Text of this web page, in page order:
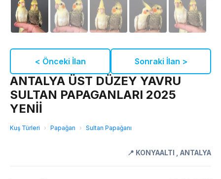
< Önceki İlan Sonraki İlan >
ANTALYA ÜST DÜZEY YAVRU
SULTAN PAPAGANLARI 2025
YENİİ
Kuş Türleri › Papağan › Sultan Papağanı
📍 KONYAALTI ANTALYA